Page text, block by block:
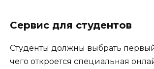
Сервис для студентов
Студенты должны выбрать
чего откроется специальная